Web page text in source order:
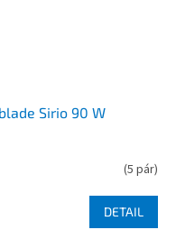
Sirio 90 W
(5 pár)
DETAIL